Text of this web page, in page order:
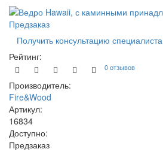
Предзаказ
Получить консультацию специалиста
Рейтинг:
0 отзывов
Производитель:
Fire&Wood
Артикул:
16834
Доступно:
Предзаказ